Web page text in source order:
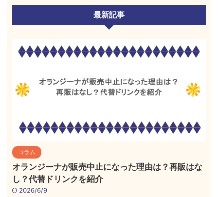
最新記事
コラム
オランジーナが販売中止になった理由は？再販はな
し？代替ドリンクを紹介
2026/6/9